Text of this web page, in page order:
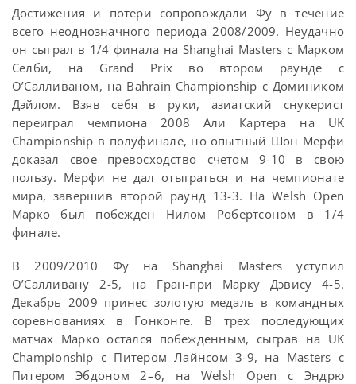
Достижения и потери сопровождали Фу в течение
всего неоднозначного периода 2008/2009. Неудачно
он сыграл в 1/4 финала на Shanghai Masters с Марком
Селби, на Grand Prix во втором раунде с
О’Салливаном, на Bahrain Championship с Домиником
Дэйлом. Взяв себя в руки, азиатский снукерист
переиграл чемпиона 2008 Али Картера на UK
Championship в полуфинале, но опытный Шон Мерфи
доказал свое превосходство счетом 9-10 в свою
пользу. Мерфи не дал отыграться и на чемпионате
мира, завершив второй раунд 13-3. На Welsh Open
Марко был побежден Нилом Робертсоном в 1/4
финале.
В 2009/2010 Фу на Shanghai Masters уступил
О’Салливану 2-5, на Гран-при Марку Дэвису 4-5.
Декабрь 2009 принес золотую медаль в командных
соревнованиях в Гонконге. В трех последующих
матчах Марко остался побежденным, сыграв на UK
Championship с Питером Лайнсом 3-9, на Masters с
Питером Эбдоном 2–6, на Welsh Open с Эндрю